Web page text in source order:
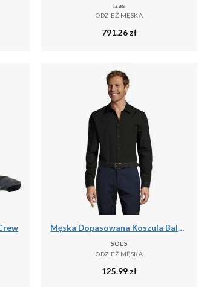
Izas
ODZIEŻ MĘSKA
791.26zł
Męska Dopasowana Koszula Baltimore
SOL'S
ODZIEŻ MĘSKA
125.99 zł